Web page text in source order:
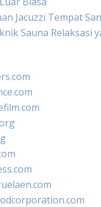
Jacuzzi Tempat
Sauna Relaksasi